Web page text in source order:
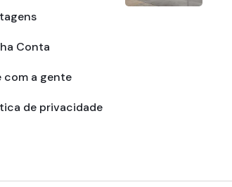
Conta
com a gente
de privacidade